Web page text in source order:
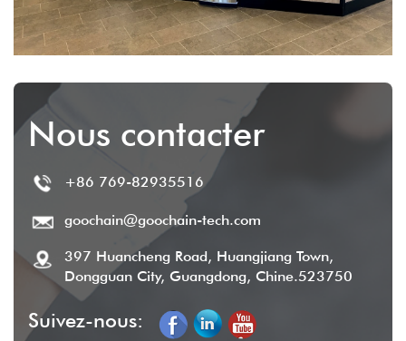
Nous contacter
+86 769-82935516
goochain@goochain-tech.com
397 Huancheng Road, Huangjiang Town,
Dongguan City, Guangdong, Chine.523750
Suivez-nous: